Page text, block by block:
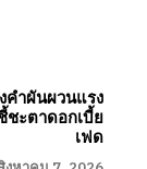
คำผันผวนแรง
ชะตาดอกเบี้ย
เฟด